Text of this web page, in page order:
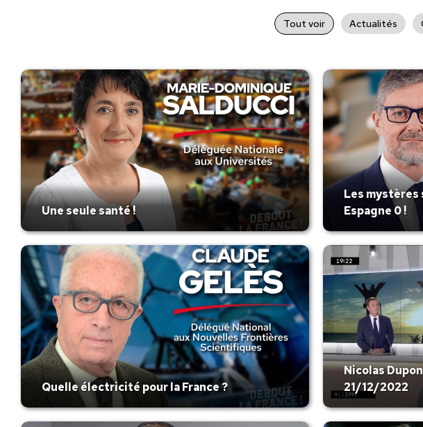
Tout voir Actualités
Une seule santé !
Les mystères
Espagne 0 !
Quelle électricité pour la France ?
Nicolas
21/12/2022